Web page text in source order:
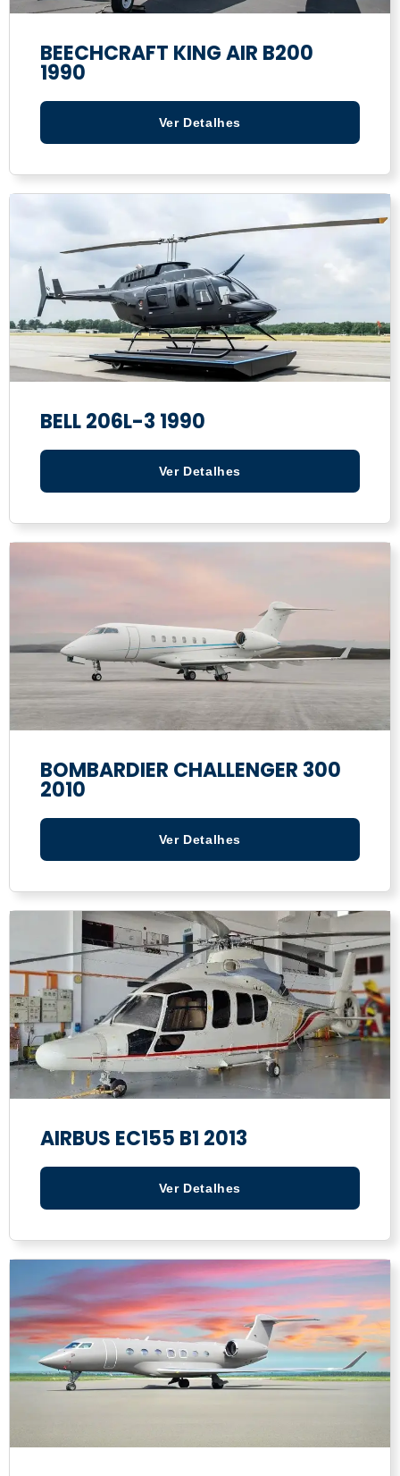
BEECHCRAFT KING AIR B200
1990
Ver Detalhes
BELL 206L-3 1990
Ver Detalhes
BOMBARDIER CHALLENGER 300
2010
Ver Detalhes
AIRBUS EC155 B1 2013
Ver Detalhes